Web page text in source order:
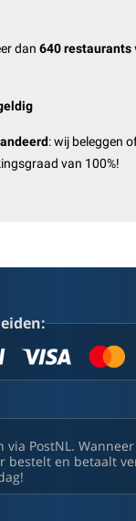
dan 640 restaurants
: wij beleggen
van 100%!
via PostNL.
bestelt en betaalt